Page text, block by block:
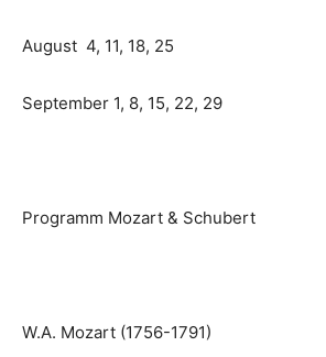
August 4, 11, 18, 25
September 1, 8, 15, 22, 29
Programm Mozart & Schubert
W.A. Mozart (1756-1791)